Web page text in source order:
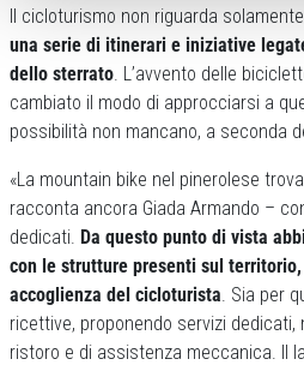
Il cicloturismo non riguarda
una serie di itinerari e iniziative
dello sterrato . L’avvento delle
cambiato il modo di approcciarsi a
possibilità non mancano, a seconda
«La mountain bike nel pinerolese
racconta ancora Giada Armando –
dedicati. Da questo punto di vista
con le strutture presenti sul
accoglienza del cicloturista . Sia per
ricettive, proponendo servizi dedicati,
ristoro e di assistenza meccanica. Il